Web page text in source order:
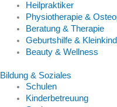
Heilpraktiker
Physiotherapie &
Beratung & Therapie
Geburtshilfe & Kleinkind
Beauty & Wellness
Bildung & Soziales
Schulen
Kinderbetreuung